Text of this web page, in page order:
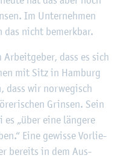
Im Un­ter­neh­men
das nicht be­merk­bar.
dass es sich
mit Sitz in Ham­burg
dass wir nor­we­gisch
Grin­sen. Sein
„über eine län­ge­re
Eine ge­wis­se Vor­lie­
be­reits in dem Aus­